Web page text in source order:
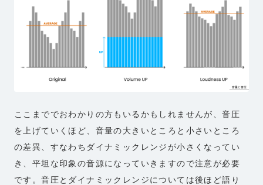
ここまででおわかりの方もいるかもしれませんが、音圧
を上げていくほど、音量の大きいところと小さいところ
の差異、すなわちダイナミックレンジが小さくなってい
き、平坦な印象の音源になっていきますので注意が必要
です。音圧とダイナミックレンジについては後ほど語り